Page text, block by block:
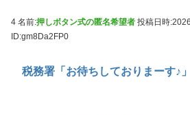
4 名前:押しボタン式の匿名希望者 投稿日時
ID:gm8Da2FP0
税務署「お待ちしておりまーす♪」